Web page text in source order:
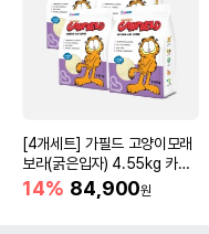
[4개세트] 가필드 고양이모래
보라(굵은입자) 4.55kg 카사
바모래
14% 84,900원